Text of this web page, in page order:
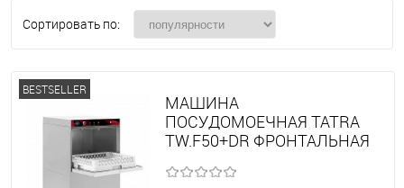
Сортировать по:
BESTSELLER
МАШИНА
ПОСУДОМОЕЧНАЯ TATRA
TW.F50+DR ФРОНТАЛЬНАЯ